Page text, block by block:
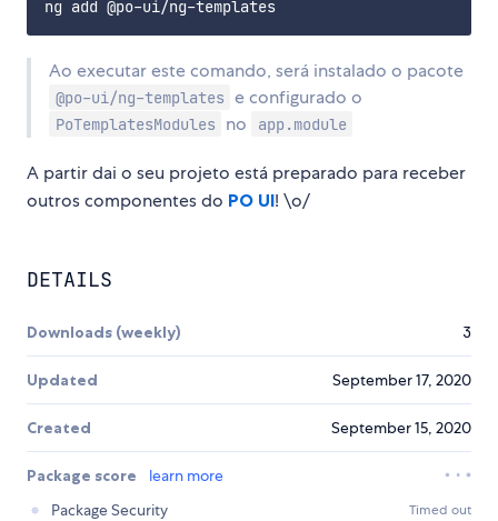
Ao executar este comando, será instalado o pacote
@po-ui/ng-templates e configurado o
PoTemplatesModules no app.module
A partir dai o seu projeto está preparado para receber
outros componentes do PO UI! \o/
DETAILS
Downloads (weekly) 3
Updated September 17, 2020
Created September 15, 2020
Package score
learn more
Package Security
Timed out